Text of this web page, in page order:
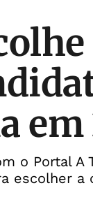
em
o Portal A
escolher a